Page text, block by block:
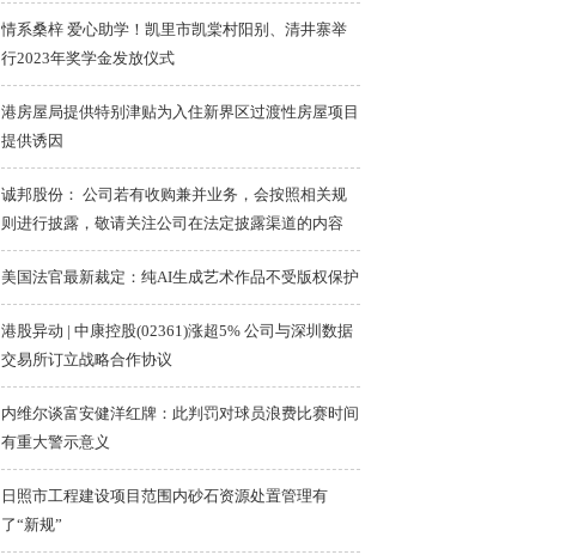
情系桑梓 爱心助学！凯里市凯棠村阳别、清井寨举
行2023年奖学金发放仪式
港房屋局提供特别津贴为入住新界区过渡性房屋项目
提供诱因
诚邦股份： 公司若有收购兼并业务，会按照相关规
则进行披露，敬请关注公司在法定披露渠道的内容
美国法官最新裁定：纯AI生成艺术作品不受版权保护
港股异动 | 中康控股(02361)涨超5% 公司与深圳数据
交易所订立战略合作协议
内维尔谈富安健洋红牌：此判罚对球员浪费比赛时间
有重大警示意义
日照市工程建设项目范围内砂石资源处置管理有
了“新规”